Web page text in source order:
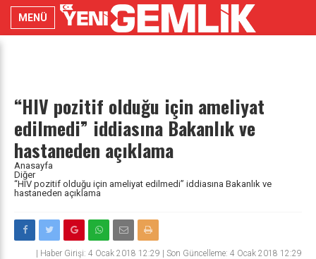
MENÜ
“HIV pozitif olduğu için ameliyat
edilmedi” iddiasına Bakanlık ve
hastaneden açıklama
Anasayfa
Diğer
“HIV pozitif olduğu için ameliyat edilmedi” iddiasına Bakanlık ve
hastaneden açıklama
Haber Girişi: 4 Ocak 2018 12:29 | Son Güncelleme: 4 Ocak 2018 12:29